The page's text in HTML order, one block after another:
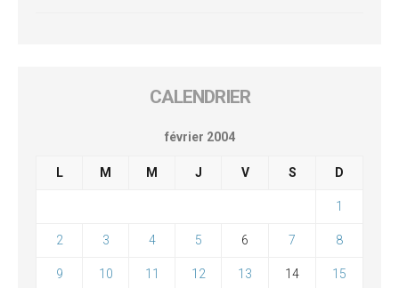
CALENDRIER
février 2004
L M M J V S D
1
2 3 4 5 6 7 8
9 10 11 12 13 14 15